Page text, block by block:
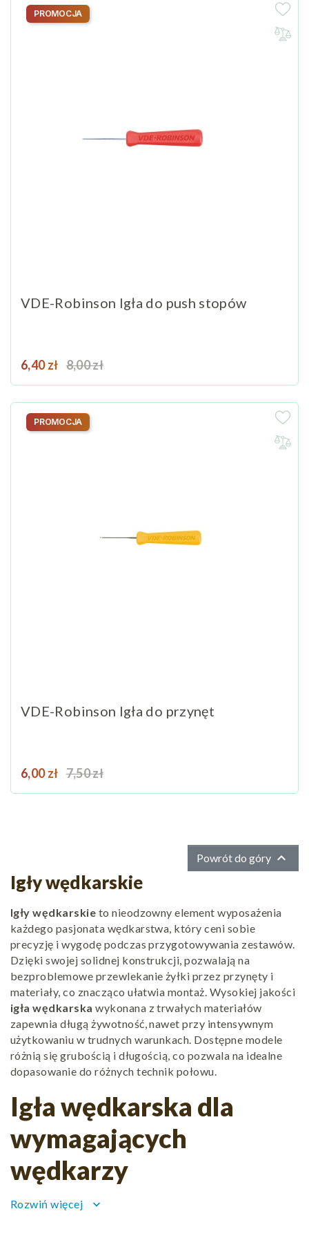
VDE-Robinson Igła do push stopów
Cena
6,40 zł Cena podstawowa
8,00 zł
PROMOCJA
VDE-Robinson Igła do przynęt
Cena
6,00 zł Cena podstawowa
7,50 zł
PROMOCJA
Powrót do góry 
Igły wędkarskie
Igły wędkarskie to nieodzowny element wyposażenia
każdego pasjonata wędkarstwa, który ceni sobie
precyzję i wygodę podczas przygotowywania zestawów.
Dzięki swojej solidnej konstrukcji, pozwalają na
bezproblemowe przewlekanie żyłki przez przynęty i
materiały, co znacząco ułatwia montaż. Wysokiej jakości
igła wędkarska wykonana z trwałych materiałów
zapewnia długą żywotność, nawet przy intensywnym
użytkowaniu w trudnych warunkach. Dostępne modele
różnią się grubością i długością, co pozwala na idealne
dopasowanie do różnych technik połowu.
Igła wędkarska dla
wymagających
wędkarzy
Każdaigła wędkarska
Rozwiń więcej keyboard_arrow_down